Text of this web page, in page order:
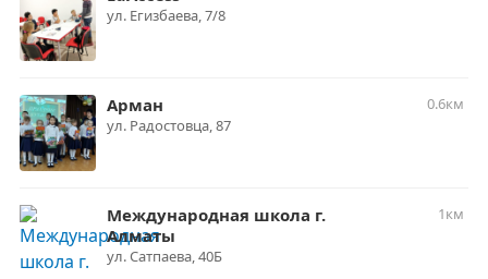
​ул. Егизбаева, 7/8
Арман
0.6км
ул. Радостовца, 87
Международная школа г.
Алматы
1км
ул. Сатпаева, 40Б